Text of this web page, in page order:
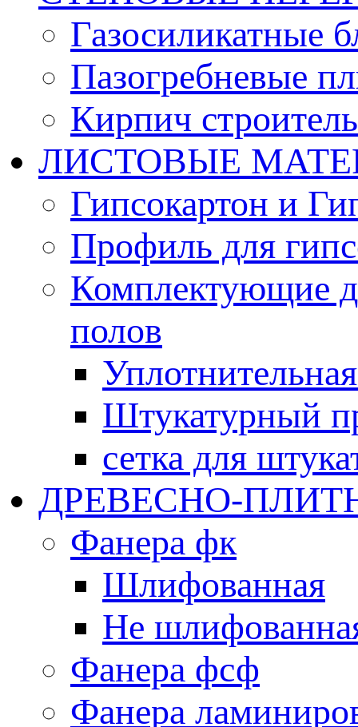
Газосиликатные
Пазогребневые
Кирпич
ЛИСТОВЫЕ
Гипсокартон и
Профиль для
Комплектующие
полов
Штукатурный
сетка для
ДРЕВЕСНО-
Фанера фк
Шлифованная
Не
Фанера фсф
Фанера